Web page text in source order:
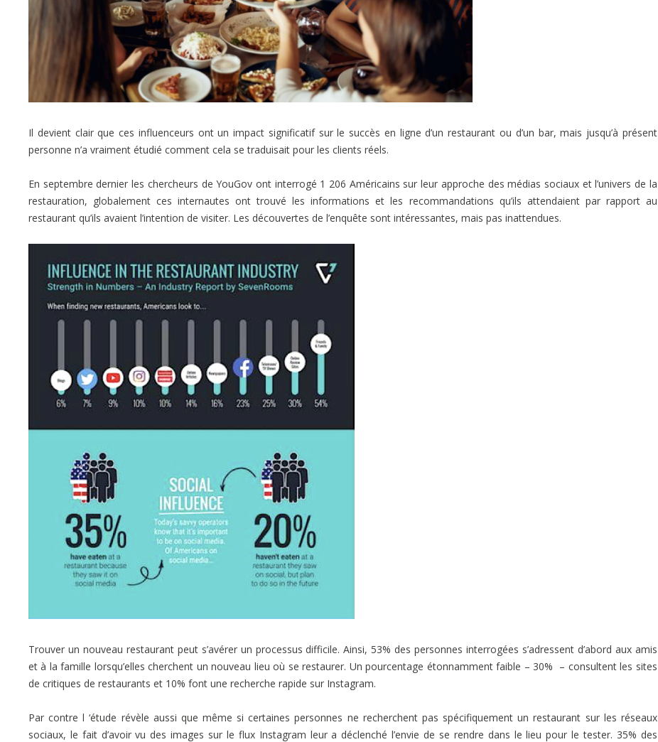
Il devient clair que ces influenceurs ont un impact significatif sur le succès en ligne d’un restaurant ou d’un bar, mais jusqu’à présent
personne n’a vraiment étudié comment cela se traduisait pour les clients réels.
En septembre dernier les chercheurs de YouGov ont interrogé 1 206 Américains sur leur approche des médias sociaux et l’univers de la
restauration, globalement ces internautes ont trouvé les informations et les recommandations qu’ils attendaient par rapport au
restaurant qu’ils avaient l’intention de visiter. Les découvertes de l’enquête sont intéressantes, mais pas inattendues.
Trouver un nouveau restaurant peut s’avérer un processus difficile. Ainsi, 53% des personnes interrogées s’adressent d’abord aux amis
et à la famille lorsqu’elles cherchent un nouveau lieu où se restaurer. Un pourcentage étonnamment faible – 30% – consultent les sites
de critiques de restaurants et 10% font une recherche rapide sur Instagram.
Par contre l ‘étude révèle aussi que même si certaines personnes ne recherchent pas spécifiquement un restaurant sur les réseaux
sociaux, le fait d’avoir vu des images sur le flux Instagram leur a déclenché l’envie de se rendre dans le lieu pour le tester. 35% des